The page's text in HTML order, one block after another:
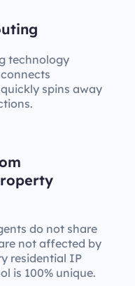
technology
spins away
do not share
not affected by
residential IP
is 100% unique.